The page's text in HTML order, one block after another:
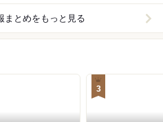
まとめをもっと見る
3